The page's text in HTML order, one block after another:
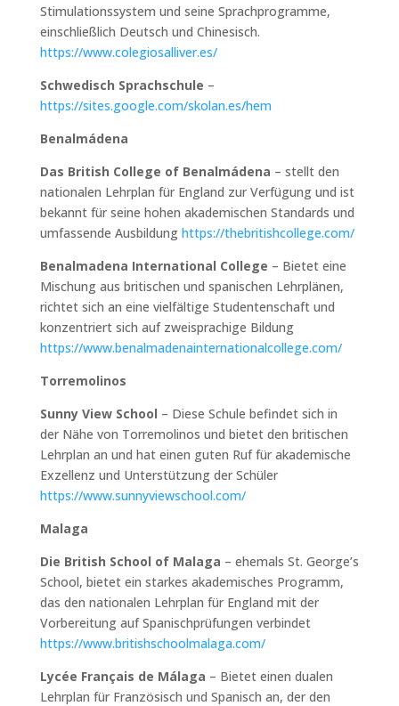
Stimulationssystem und seine Sprachprogramme,
einschließlich Deutsch und Chinesisch.
https://www.colegiosalliver.es/
Schwedisch Sprachschule –
https://sites.google.com/skolan.es/hem
Benalmádena
Das British College of Benalmádena – stellt den
nationalen Lehrplan für England zur Verfügung und ist
bekannt für seine hohen akademischen Standards und
umfassende Ausbildung https://thebritishcollege.com/
Benalmadena International College – Bietet eine
Mischung aus britischen und spanischen Lehrplänen,
richtet sich an eine vielfältige Studentenschaft und
konzentriert sich auf zweisprachige Bildung
https://www.benalmadenainternationalcollege.com/
Torremolinos
Sunny View School – Diese Schule befindet sich in
der Nähe von Torremolinos und bietet den britischen
Lehrplan an und hat einen guten Ruf für akademische
Exzellenz und Unterstützung der Schüler
https://www.sunnyviewschool.com/
Malaga
Die British School of Malaga – ehemals St. George’s
School, bietet ein starkes akademisches Programm,
das den nationalen Lehrplan für England mit der
Vorbereitung auf Spanischprüfungen verbindet
https://www.britishschoolmalaga.com/
Lycée Français de Málaga – Bietet einen dualen
Lehrplan für Französisch und Spanisch an, der den